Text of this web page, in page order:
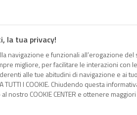
la tua privacy!
navigazione e funzionali all’erogazione
migliore, per facilitare le interazioni con
alle tue abitudini di navigazione e ai
I COOKIE. Chiudendo questa
COOKIE CENTER e ottenereCOPIA